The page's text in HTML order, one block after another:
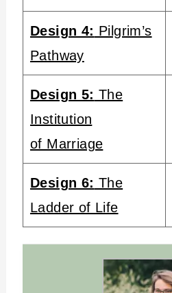
Design 4: Pilgrim’s
Pathway
Design 5: The
Institution
of Marriage
Design 6: The
Ladder of Life